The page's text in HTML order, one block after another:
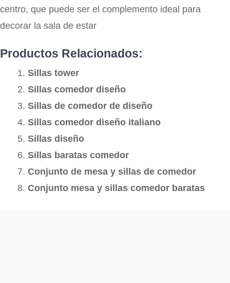
centro, que puede ser el complemento ideal para
decorar la sala de estar
Productos Relacionados:
Sillas tower
Sillas comedor diseño
Sillas de comedor de diseño
Sillas comedor diseño italiano
Sillas diseño
Sillas baratas comedor
Conjunto de mesa y sillas de comedor
Conjunto mesa y sillas comedor baratas